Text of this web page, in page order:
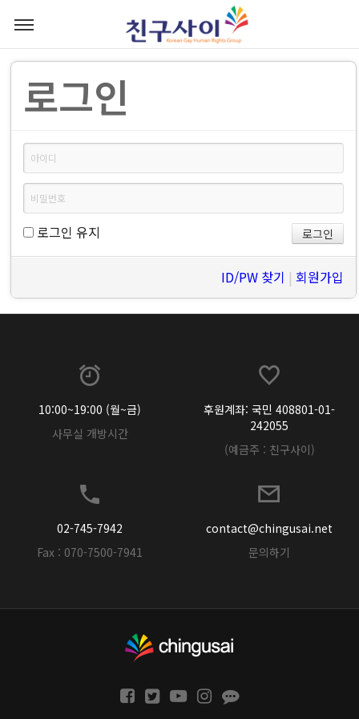
로그인
로그인 유지
ID/PW 찾기 | 회원가입
10:00~19:00 (월~금)
사무실 개방시간
후원계좌: 국민 408801-01-
242055
(예금주 : 친구사이)
02-745-7942
Fax : 070-7500-7941
contact@chingusai.net
문의하기